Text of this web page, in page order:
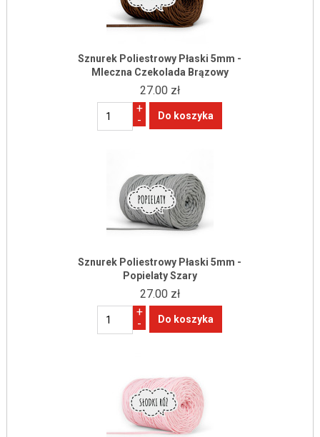
Sznurek Poliestrowy Płaski 5mm -
Mleczna Czekolada Brązowy
27.00 zł
+
-
Sznurek Poliestrowy Płaski 5mm -
Popielaty Szary
27.00 zł
+
-